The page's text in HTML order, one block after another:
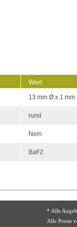
Wert
13 mm Ø x 1 mm
rund
Nein
BaF2
* Alle
Alle Preise